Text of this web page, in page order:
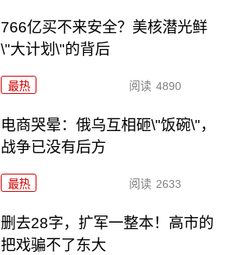
766亿买不来安全？美核潜光鲜
\"大计划\"的背后
最热 阅读 4890
电商哭晕：俄乌互相砸\"饭碗\"，
战争已没有后方
最热 阅读 2633
删去28字，扩军一整本！高市的
把戏骗不了东大